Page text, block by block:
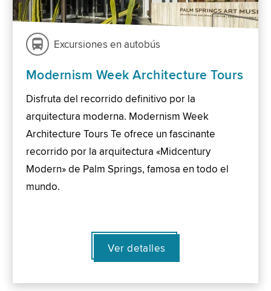
Excursiones en autobús
Modernism Week Architecture Tours
Disfruta del recorrido definitivo por la
arquitectura moderna. Modernism Week
Architecture Tours Te ofrece un fascinante
recorrido por la arquitectura «Midcentury
Modern» de Palm Springs, famosa en todo el
mundo.
Ver detalles